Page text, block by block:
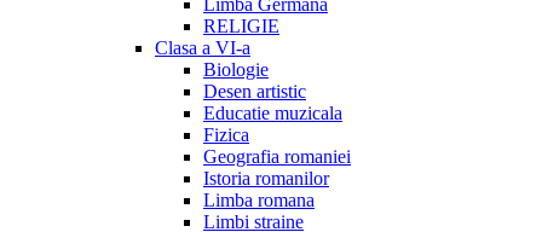
Limba Germana
RELIGIE
Clasa a VI-a
Biologie
Desen artistic
Educatie muzicala
Fizica
Geografia romaniei
Istoria romanilor
Limba romana
Limbi straine